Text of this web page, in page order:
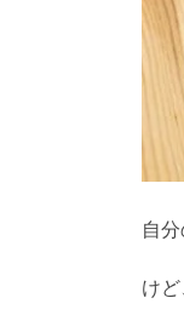
自
け